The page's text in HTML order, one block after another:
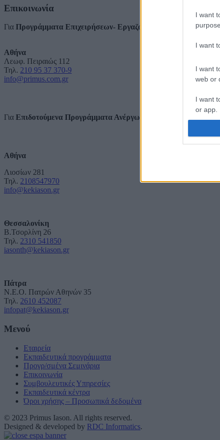
I want
I want
I want
web or
I want
or app.
I want
Επικοινωνία
Για Προγράμματα Επιχειρήσεων- Εργαζομένων
Αθήνα
Λεωφ. Πειραιώς 112
Τηλ. 210 95 37 370-9
info@primus.com.gr
Για Επιδοτούμενα Προγράμματα Ανέργων και Εργαζομένων
Αθήνα
Λιοσίων 281
Τηλ. 2108547970
info@kekiason.gr
Θεσσαλονίκη
Β.Τσορλίνη 26
Τηλ. 2310 541850
iasonth@kekiason.gr
Πάτρα
Ν.Ε.Ο. Πατρών Αθηνών 35
Τηλ. 2610 452087
infopat@kekiason.gr
Μενού
Εταιρεία
Εκπαιδευτικά προγράμματα
Προγρ/σμένα Σεμινάρια
Επικοινωνία
Συμβουλευτικές Υπηρεσίες
Εκπαιδευτικά κέντρα
Όροι χρήσης – Προσωπικά δεδομένα
© 2023 Primus Iason. All rights reserved.
Designed & developed by RDC Informatics.